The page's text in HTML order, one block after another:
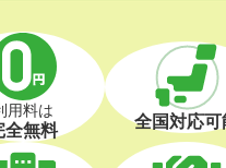
用料は
全無料 全国対応可